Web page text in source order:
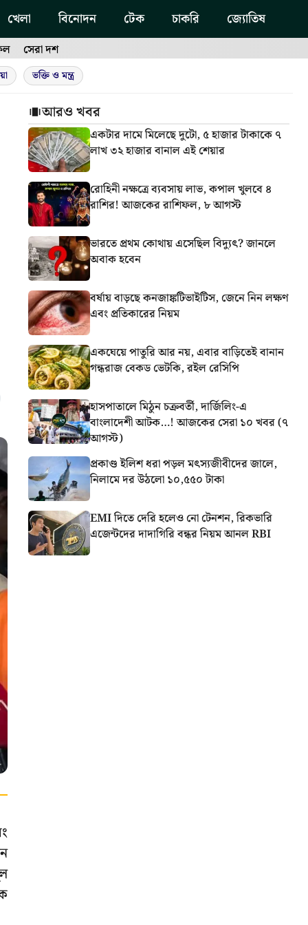
খেলা বিনোদন টেক চাকরি জ্যোতিষ
সেরা দশ
ভক্তি ও মন্ত্র
আরও খবর
একটার দামে মিলেছে দুটো, ৫ হাজার টাকাকে ৭
লাখ ৩২ হাজার বানাল এই শেয়ার
রোহিনী নক্ষত্রে ব্যবসায় লাভ, কপাল খুলবে ৪
রাশির! আজকের রাশিফল, ৮ আগস্ট
ভারতে প্রথম কোথায় এসেছিল বিদ্যুৎ? জানলে
অবাক হবেন
বর্ষায় বাড়ছে কনজাঙ্কটিভাইটিস, জেনে নিন লক্ষণ
এবং প্রতিকারের নিয়ম
একঘেয়ে পাতুরি আর নয়, এবার বাড়িতেই বানান
গন্ধরাজ বেকড ভেটকি, রইল রেসিপি
হাসপাতালে মিঠুন চক্রবর্তী, দার্জিলিং-এ
বাংলাদেশী আটক…! আজকের সেরা ১০ খবর (৭
আগস্ট)
প্রকাণ্ড ইলিশ ধরা পড়ল মৎস্যজীবীদের জালে,
নিলামে দর উঠলো ১০,৫৫০ টাকা
EMI দিতে দেরি হলেও নো টেনশন, রিকভারি
এজেন্টদের দাদাগিরি বন্ধর নিয়ম আনল RBI